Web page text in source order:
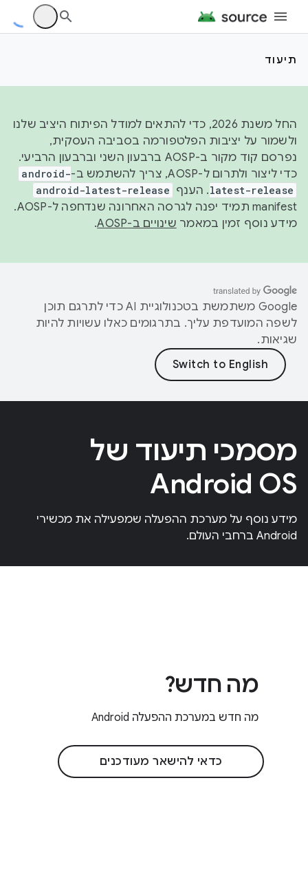
תיעוד
החל משנת 2026, כדי להתאים למודל הפיתוח היציב שלנו
ולשמור על יציבות הפלטפורמה בסביבה העסקית,
נפרסם קוד מקור ב-AOSP ברבעון השני וברבעון הרביעי.
כדי ליצור ולתרום ל-AOSP, צריך להשתמש ב-
android-
latest-release. הענף android-latest-release
manifest תמיד יפנה לגרסה האחרונה שנדחפה ל-AOSP.
מידע נוסף זמין במאמר שינויים ב-AOSP .
‫Google משתמשת בטכנולוגיית AI כדי לתרגם תוכן
לשפה המועדפת עליך. בתרגומים כאלו עשויות להיות
שגיאות.
מסמכי תיעוד של
Android OS
מידע נוסף על מערכת ההפעלה שמפעילה את מכשירי
Android ברחבי העולם.
מה חדש?
מה חדש במערכת ההפעלה Android
כדאי להישאר מעודכנים